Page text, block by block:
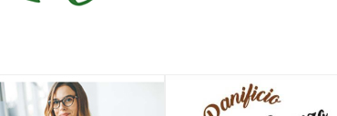
2026 ALMANACCO